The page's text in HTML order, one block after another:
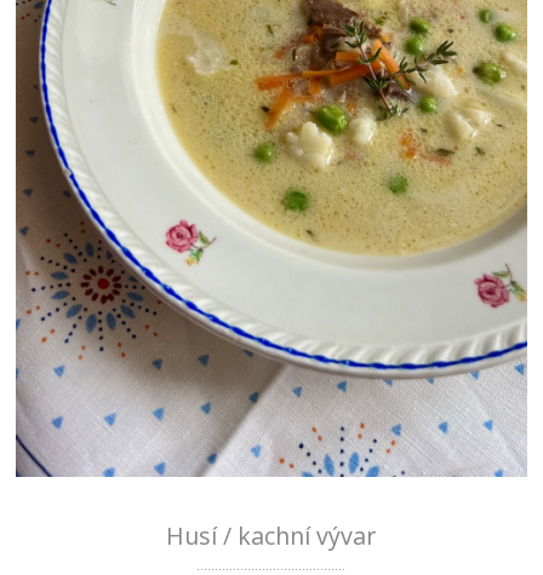
Husí / kachní vývar